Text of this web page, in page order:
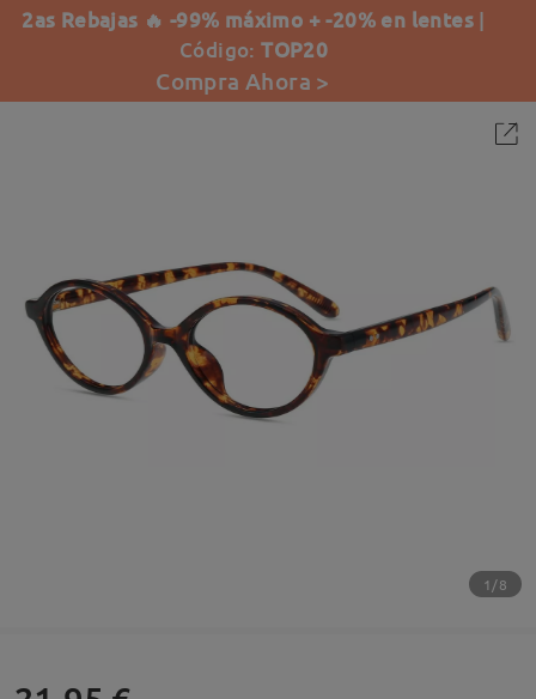
2as Rebajas 🔥 -99% máximo + -20% en lentes |
Código:TOP20
Compra Ahora >
1/8